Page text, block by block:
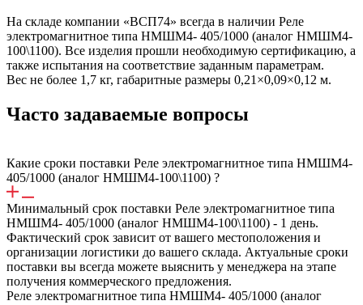
На складе компании «ВСП74» всегда в наличии Реле
электромагнитное типа НМШМ4- 405/1000 (аналог НМШМ4-
100\1100). Все изделия прошли необходимую сертификацию, а
также испытания на соответствие заданным параметрам.
Вес не более 1,7 кг, габаритные размеры 0,21×0,09×0,12 м.
Часто задаваемые вопросы
Какие сроки поставки Реле электромагнитное типа НМШМ4-
405/1000 (аналог НМШМ4-100\1100) ?
Минимальный срок поставки Реле электромагнитное типа
НМШМ4- 405/1000 (аналог НМШМ4-100\1100) - 1 день.
Фактический срок зависит от вашего местоположения и
организации логистики до вашего склада. Актуальные сроки
поставки вы всегда можете выяснить у менеджера на этапе
получения коммерческого предложения.
Реле электромагнитное типа НМШМ4- 405/1000 (аналог